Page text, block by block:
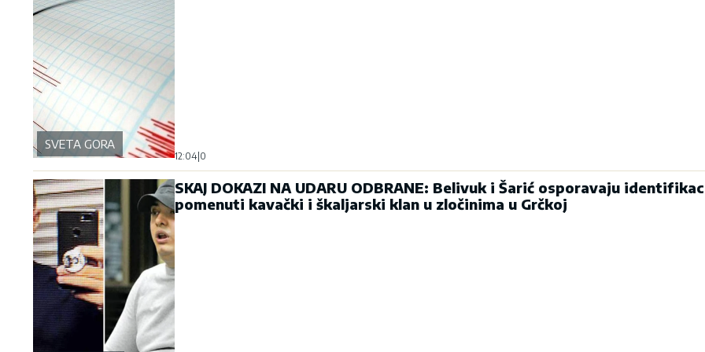
SVETA GORA
12:04 0
SKAJ DOKAZI NA UDARU ODBRANE: Belivuk i Šarić osporavaju
pomenuti kavački i škaljarski klan u zločinima u Grčkoj